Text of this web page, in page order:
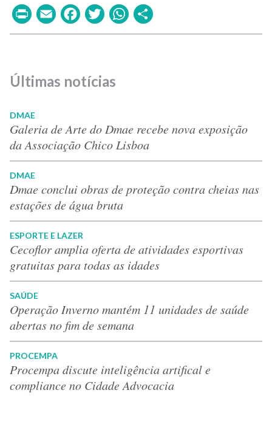
PrintEmailFacebook
TwitterWhatsApp
Últimas notícias
DMAE
Galeria de Arte do Dmae recebe nova exposição
da Associação Chico Lisboa
DMAE
Dmae conclui obras de proteção contra cheias nas
estações de água bruta
ESPORTE E LAZER
Cecoflor amplia oferta de atividades esportivas
gratuitas para todas as idades
SAÚDE
Operação Inverno mantém 11 unidades de saúde
abertas no fim de semana
PROCEMPA
Procempa discute inteligência artifical e
compliance no Cidade Advocacia